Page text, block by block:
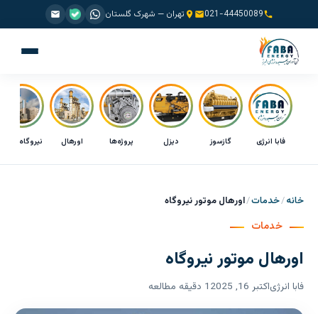
021-44450089 تهران — شهرک گلستان
فابا انرژی گازسوز دیزل پروژه‌ها اورهال نیروگاه CHP
خانه خدمات اورهال موتور نیروگاه
خدمات
اورهال موتور نیروگاه
فابا انرژیاکتبر 16, 2025 1 دقیقه مطالعه